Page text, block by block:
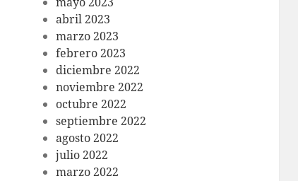
abril 2023
marzo 2023
febrero 2023
diciembre 2022
noviembre 2022
octubre 2022
septiembre 2022
agosto 2022
julio 2022
marzo 2022